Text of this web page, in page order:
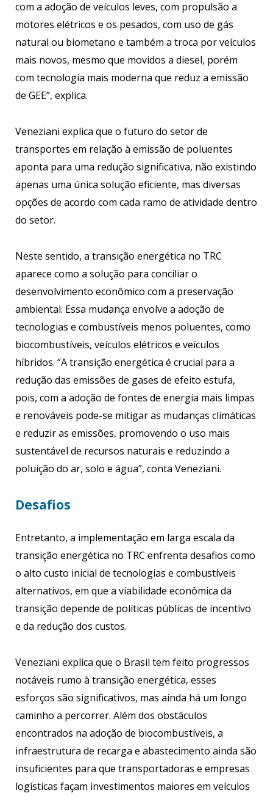
com a adoção de veículos leves, com propulsão a
motores elétricos e os pesados, com uso de gás
natural ou biometano e também a troca por veículos
mais novos, mesmo que movidos a diesel, porém
com tecnologia mais moderna que reduz a emissão
de GEE”, explica.
Veneziani explica que o futuro do setor de
transportes em relação à emissão de poluentes
aponta para uma redução significativa, não existindo
apenas uma única solução eficiente, mas diversas
opções de acordo com cada ramo de atividade dentro
do setor.
Neste sentido, a transição energética no TRC
aparece como a solução para conciliar o
desenvolvimento econômico com a preservação
ambiental. Essa mudança envolve a adoção de
tecnologias e combustíveis menos poluentes, como
biocombustíveis, veículos elétricos e veículos
híbridos. “A transição energética é crucial para a
redução das emissões de gases de efeito estufa,
pois, com a adoção de fontes de energia mais limpas
e renováveis pode-se mitigar as mudanças climáticas
e reduzir as emissões, promovendo o uso mais
sustentável de recursos naturais e reduzindo a
poluição do ar, solo e água”, conta Veneziani.
Desafios
Entretanto, a implementação em larga escala da
transição energética no TRC enfrenta desafios como
o alto custo inicial de tecnologias e combustíveis
alternativos, em que a viabilidade econômica da
transição depende de políticas públicas de incentivo
e da redução dos custos.
Veneziani explica que o Brasil tem feito progressos
notáveis rumo à transição energética, esses
esforços são significativos, mas ainda há um longo
caminho a percorrer. Além dos obstáculos
encontrados na adoção de biocombustíveis, a
infraestrutura de recarga e abastecimento ainda são
insuficientes para que transportadoras e empresas
logísticas façam investimentos maiores em veículos